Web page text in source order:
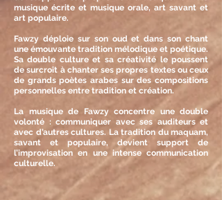
musique écrite et musique orale, art savant et
art populaire.
Fawzy déploie sur son oud et dans son chant
une émouvante tradition mélodique et poétique.
Sa double culture et sa créativité le poussent
de surcroît à chanter ses propres textes ou ceux
de grands poètes arabes sur des compositions
personnelles entre tradition et création.
La musique de Fawzy concentre une double
volonté : communiquer avec ses auditeurs et
avec d’autres cultures. La tradition du maquam,
savant et populaire, devient support de
l’improvisation en une intense communication
culturelle.